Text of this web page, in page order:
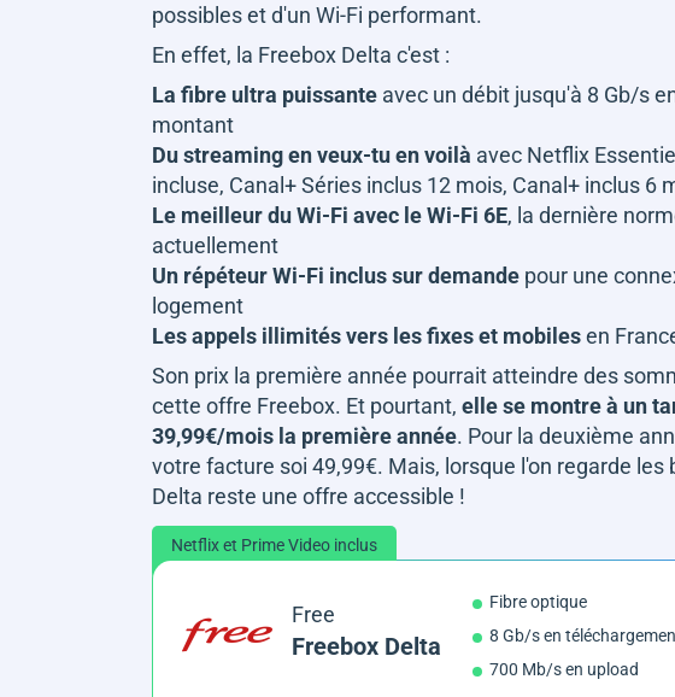
possibles et d'un Wi-Fi performant.
En effet, la Freebox Delta c'est :
La fibre ultra puissante avec un débit jusqu'à 8 Gb/s
montant
Du streaming en veux-tu en voilà avec Netflix
incluse, Canal+ Séries inclus 12 mois, Canal+ inclus 6
Le meilleur du Wi-Fi avec le Wi-Fi 6E, la dernière
actuellement
Un répéteur Wi-Fi inclus sur demande pour une
logement
Les appels illimités vers les fixes et mobilesen
Son prix la première année pourrait atteindre des
cette offre Freebox. Et pourtant, elle se montre à un
39,99€/mois la première année. Pour la deuxième
votre facture soi 49,99€. Mais, lorsque l'on regarde
Delta reste une offre accessible !
Netflix et Prime Video inclus
Free
Freebox Delta
Fibre optique
8 Gb/s en
700 Mb/s en upload